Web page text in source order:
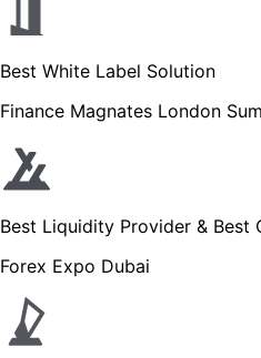
Best White Label Solution
Finance Magnates London
Best Liquidity Provider & Best
Forex Expo Dubai